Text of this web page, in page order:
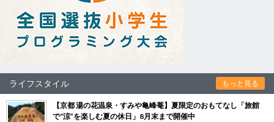
ライフスタイル もっと見る
【京都 湯の花温泉・すみや亀峰菴】夏限定のおもてなし「旅館
で“涼”を楽しむ夏の休日」8月末まで開催中